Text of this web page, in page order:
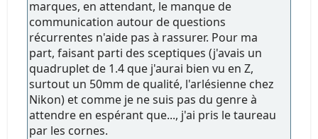
marques, en attendant, le manque de
communication autour de questions
récurrentes n'aide pas à rassurer. Pour ma
part, faisant parti des sceptiques (j'avais un
quadruplet de 1.4 que j'aurai bien vu en Z,
surtout un 50mm de qualité, l'arlésienne chez
Nikon) et comme je ne suis pas du genre à
attendre en espérant que..., j'ai pris le taureau
par les cornes.